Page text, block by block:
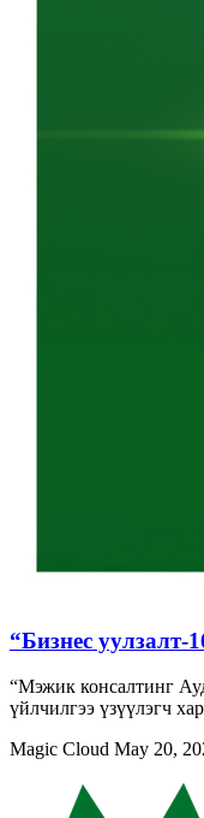
“Бизнес
“Мэжик консалтинг
үйлчилгээ үзүүлэгч
Magic Cloud May 20,